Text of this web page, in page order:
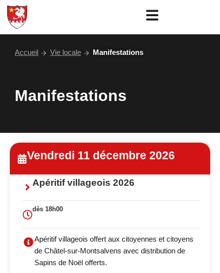
Aller
au
contenu
Accueil Vie locale Manifestations
Manifestations
Vendredi 11 décembre 2026
Apéritif villageois 2026
dès 18h00
Apéritif villageois offert aux citoyennes et citoyens
de Châtel-sur-Montsalvens avec distribution de
Sapins de Noël offerts.